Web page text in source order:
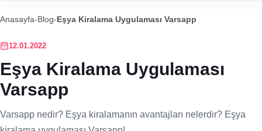
Anasayfa-Blog-Eşya Kiralama Uygulaması Varsapp
12.01.2022
Eşya Kiralama Uygulaması
Varsapp
Varsapp nedir? Eşya kiralamanın avantajları nelerdir? Eşya